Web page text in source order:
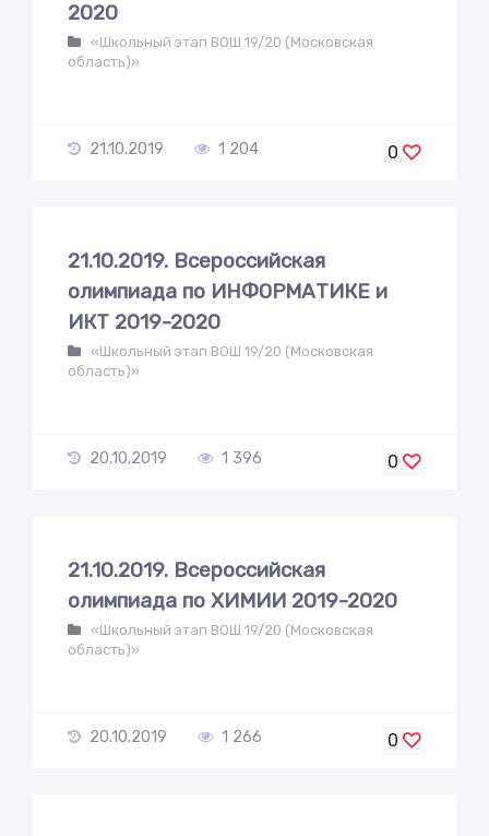
2020
«Школьный этап ВОШ 19/20 (Московская
область)»
21.10.2019 1 204 0
21.10.2019. Всероссийская
олимпиада по ИНФОРМАТИКЕ и
ИКТ 2019-2020
«Школьный этап ВОШ 19/20 (Московская
область)»
20.10.2019 1 396 0
21.10.2019. Всероссийская
олимпиада по ХИМИИ 2019-2020
«Школьный этап ВОШ 19/20 (Московская
область)»
20.10.2019 1 266 0